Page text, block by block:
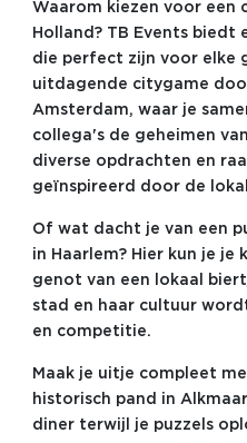
Waarom kiezen voor een
Holland? TB Events biedt
die perfect zijn voor elke
uitdagende citygame
Amsterdam, waar je
collega's de geheimen
diverse opdrachten en
geïnspireerd door de
Of wat dacht je van een
in Haarlem? Hier kun je je
genot van een lokaal
stad en haar cultuur
en competitie.
Maak je uitje compleet
historisch pand in
diner terwijl je puzzels